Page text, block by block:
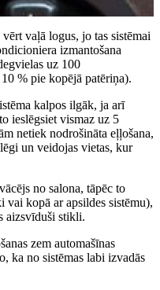
vaļā logus, jo tas sistēmai
izmantošana
uz 100
% pie kopējā patēriņa).
kalpos ilgāk, ja arī
ieslēgsiet vismaz uz 5
netiek nodrošināta eļļošana,
un veidojas vietas, kur
no salona, tāpēc to
vai kopā ar apsildes sistēmu),
aizsvīduši stikli.
zem automašīnas
ka no sistēmas labi izvadās